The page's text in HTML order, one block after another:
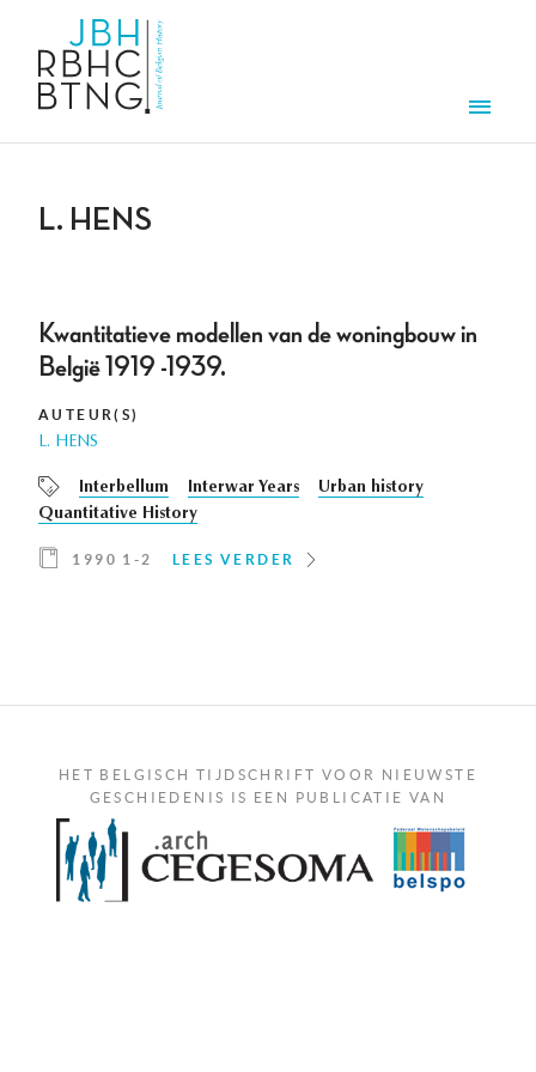
L. HENS
Kwantitatieve modellen van de woningbouw in
België 1919 -1939.
AUTEUR(S)
L. HENS
Interbellum Interwar Years
Urban history
Quantitative History
1990 1-2 LEES VERDER
HET BELGISCH TIJDSCHRIFT VOOR NIEUWSTE
GESCHIEDENIS IS EEN PUBLICATIE VAN